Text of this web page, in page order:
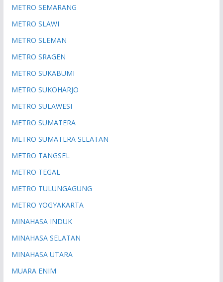
METRO SEMARANG
METRO SLAWI
METRO SLEMAN
METRO SRAGEN
METRO SUKABUMI
METRO SUKOHARJO
METRO SULAWESI
METRO SUMATERA
METRO SUMATERA SELATAN
METRO TANGSEL
METRO TEGAL
METRO TULUNGAGUNG
METRO YOGYAKARTA
MINAHASA INDUK
MINAHASA SELATAN
MINAHASA UTARA
MUARA ENIM